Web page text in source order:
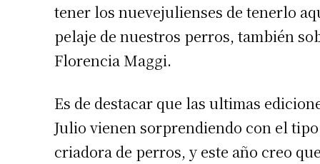
tener los nuevejulienses de tenerlo
pelaje de nuestros perros, también
Florencia Maggi.
Es de destacar que las ultimas
Julio vienen sorprendiendo con el
criadora de perros, y este año creo